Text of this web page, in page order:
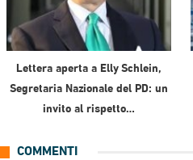
Lettera aperta a Elly Schlein,
Segretaria Nazionale del PD: un
invito al rispetto…
COMMENTI